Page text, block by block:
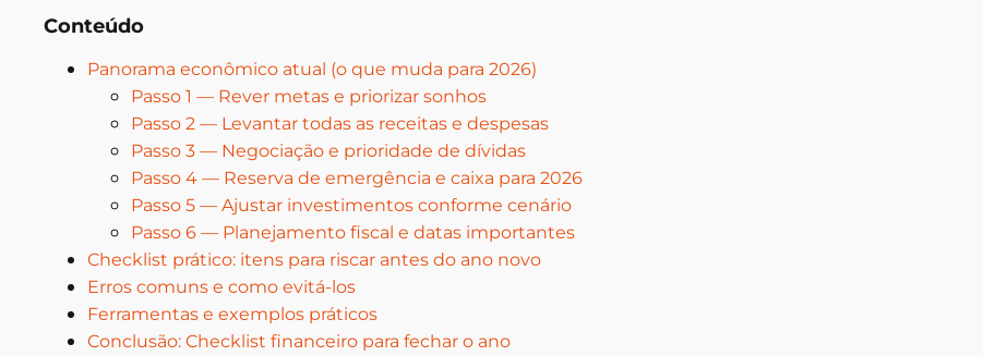
Conteúdo
Panorama econômico atual (o que muda para 2026)
Passo 1 — Rever metas e priorizar sonhos
Passo 2 — Levantar todas as receitas e despesas
Passo 3 — Negociação e prioridade de dívidas
Passo 4 — Reserva de emergência e caixa para 2026
Passo 5 — Ajustar investimentos conforme cenário
Passo 6 — Planejamento fiscal e datas importantes
Checklist prático: itens para riscar antes do ano novo
Erros comuns e como evitá-los
Ferramentas e exemplos práticos
Conclusão: Checklist financeiro para fechar o ano